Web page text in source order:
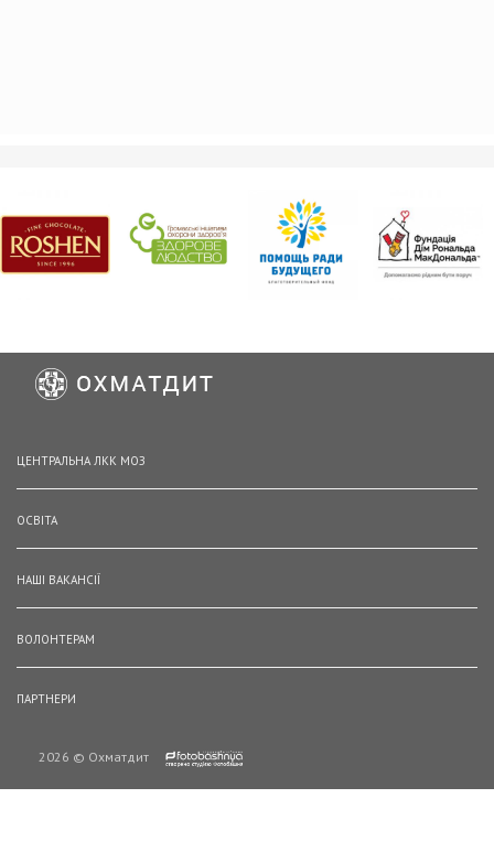
ЦЕНТРАЛЬНА ЛКК МОЗ
ОСВІТА
НАШІ ВАКАНСІЇ
ВОЛОНТЕРАМ
ПАРТНЕРИ
2026 © Охматдит